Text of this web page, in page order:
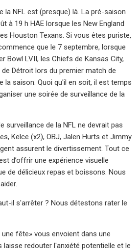
la NFL est (presque) là. La pré-saison
à 19 h HAE lorsque les New England
Houston Texans. Si vous êtes puriste,
que le 7 septembre, lorsque
Bowl LVII, les Chiefs de Kansas City,
Détroit lors du premier match de
la saison. Quoi qu'il en soit, il est temps
une soirée de surveillance de la
surveillance de la NFL ne devrait pas
Kelce (x2), OBJ, Jalen Hurts et Jimmy
assurent le divertissement. Tout ce
d’offrir une expérience visuelle
de délicieux repas et boissons. Nous
il s'arrêter ? Nous détestons rater le
fête» vous envoient dans une
laisse redouter l'anxiété potentielle et le